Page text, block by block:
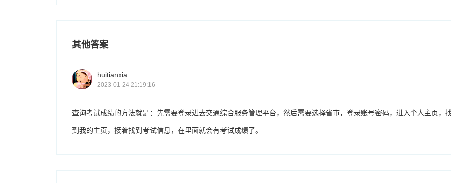
其他答案
huitianxia
2023-01-24 21:19:16
查询考试成绩的方法就是：先需要登录进去交通综合服务管理平台，然后需要选择省市，登录账号密码，进入个人主页，
到我的主页，接着找到考试信息，在里面就会有考试成绩了。